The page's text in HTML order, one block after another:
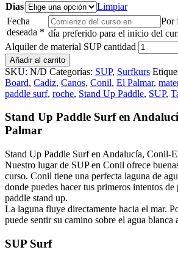
Dias
Limpiar
Fecha
deseada *
Por
día preferido para el inicio del
Alquiler de material SUP cantidad
Añadir al carrito
SKU: N/D Categorías: SUP, Surfkurs
Board, Cadiz, Canos, Conil, El Palmar,
paddle surf, roche, Stand Up Paddle, SUP,
Stand Up Paddle Surf en
Palmar
Stand Up Paddle Surf en Andalucía, Conil-
Nuestro lugar de SUP en Conil ofrece
curso. Conil tiene una perfecta laguna de
donde puedes hacer tus primeros intentos de
paddle stand up.
La laguna fluye directamente hacia el mar.
puede sentir su camino sobre el agua blanca
SUP Surf